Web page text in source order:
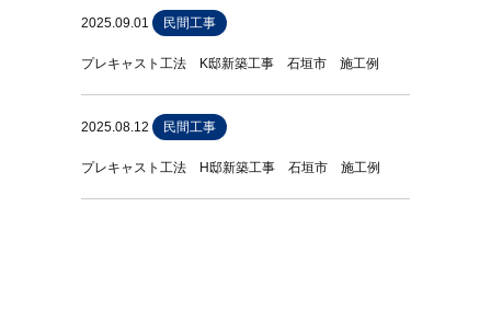
2025.09.01 民間工事
プレキャスト工法 K邸新築工事 石垣市 施工例
2025.08.12 民間工事
プレキャスト工法 H邸新築工事 石垣市 施工例